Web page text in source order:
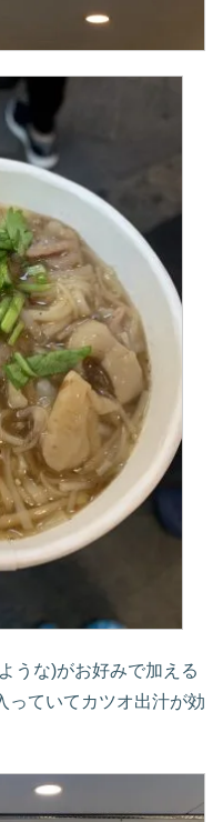
うな)がお好みで加える
っていてカツオ出汁が効